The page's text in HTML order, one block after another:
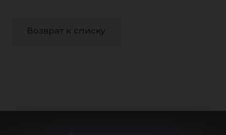
Возврат к списку